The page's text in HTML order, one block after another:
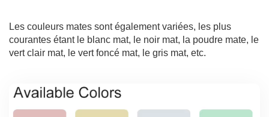
Les couleurs mates sont également variées, les plus
courantes étant le blanc mat, le noir mat, la poudre mate, le
vert clair mat, le vert foncé mat, le gris mat, etc.